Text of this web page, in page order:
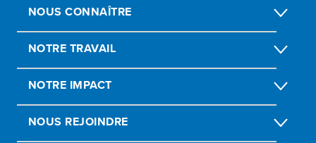
NOUS CONNAÎTRE
NOTRE TRAVAIL
NOTRE IMPACT
NOUS REJOINDRE